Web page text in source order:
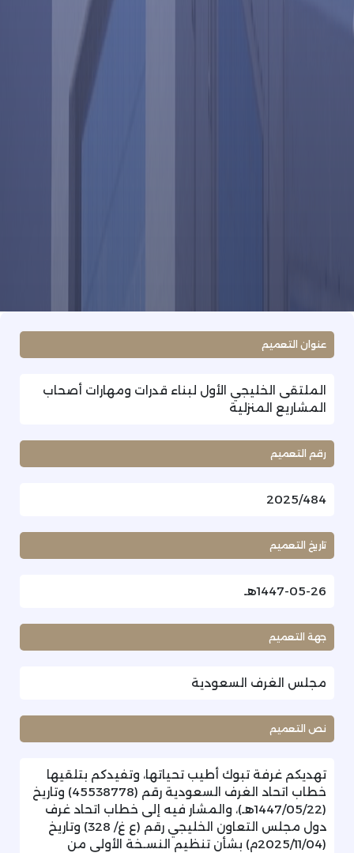
عنوان التعميم
الملتقى الخليجي الأول لبناء قدرات ومهارات أصحاب
المشاريع المنزلية
رقم التعميم
2025/484
تاريخ التعميم
1447-05-26هـ
جهة التعميم
مجلس الغرف السعودية
نص التعميم
تهديكم غرفة تبوك أطيب تحياتها، وتفيدكم بتلقيها
خطاب اتحاد الغرف السعودية رقم (45538778) وتاريخ
(1447/05/22هـ)، والمشار فيه إلى خطاب اتحاد غرف
دول مجلس التعاون الخليجي رقم (ع غ/ 328) وتاريخ
(2025/11/04م) بشأن تنظيم النسـخة الأولى من